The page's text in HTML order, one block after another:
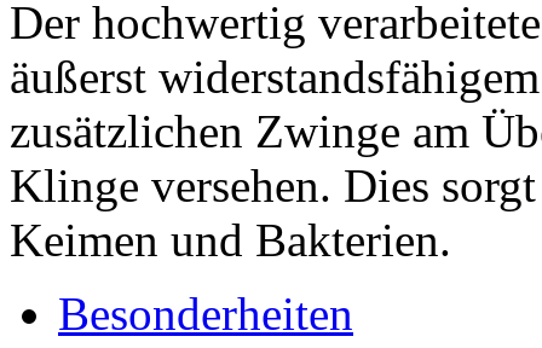
Der hochwertig
äußerst
zusätzlichen Zwinge am
Klinge versehen. Dies
Keimen und Bakterien.
Besonderheiten